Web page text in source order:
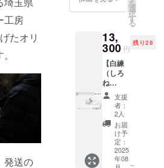
工房
たオリ
発送の
ます。
て同じ
あじさ
いリン
グは無
いと言
えま
す。皆
様が手
にする
のは唯
一のア
イテム
とご理
解頂け
ンプル
とまっ
じ色味
のもの
はござ
いませ
んので
そちら
をご理
解ご了
承の上
でリ
ターン
ローズ
クォー
ツ2.5ｍ
ｍ×2pc
■サイ
ズ：1～
30号か
ら選択
（オプ
ション
で必ず
選択く
ださ
天然
石：
クォー
ツ
4mm×1
pc
ピ
ンクト
ルマリ
(薄)3m
m×2pc
ピ
ンクト
を
選
択
す
る
13,
300 円
残り28
【白練
（しろ
ね
り）】
あじさ
いリン
グ ■地
金：
SILVER
925（ロ
ジウム
支援
者：
2人
お届
け予
定：
2025
年08